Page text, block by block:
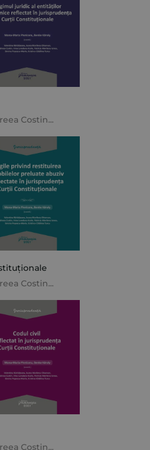
Costin...
Costin...
Costin...